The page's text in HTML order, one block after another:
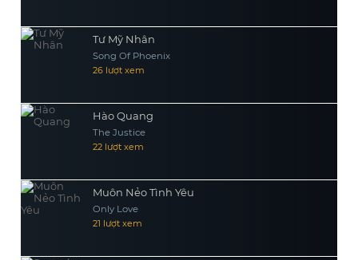
Tư Mỹ Nhân
Song Of Phoenix
26 lượt xem
Hào Quang
The Justice
22 lượt xem
Muôn Nẻo Tình Yêu
Only Love
21 lượt xem